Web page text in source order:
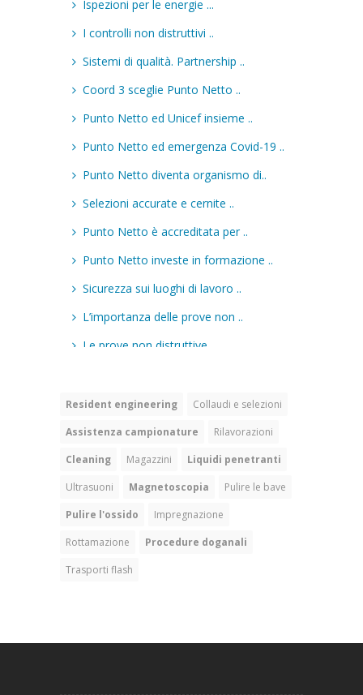
Resident engineering
Collaudi e selezioni
Assistenza campionature
Rilavorazioni
Cleaning
Magazzini
Liquidi penetranti
Ultrasuoni
Magnetoscopia
Pulire le bave
Pulire l'ossido
Impregnazione
Rottamazione
Procedure doganali
Trasporti flash